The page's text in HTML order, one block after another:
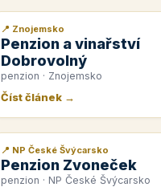
📰 PR článek
📍 Znojemsko
Penzion a vinařství
Dobrovolný
penzion · Znojemsko
Číst článek →
📰 PR článek
📍 NP České Švýcarsko
Penzion Zvoneček
penzion · NP České Švýcarsko